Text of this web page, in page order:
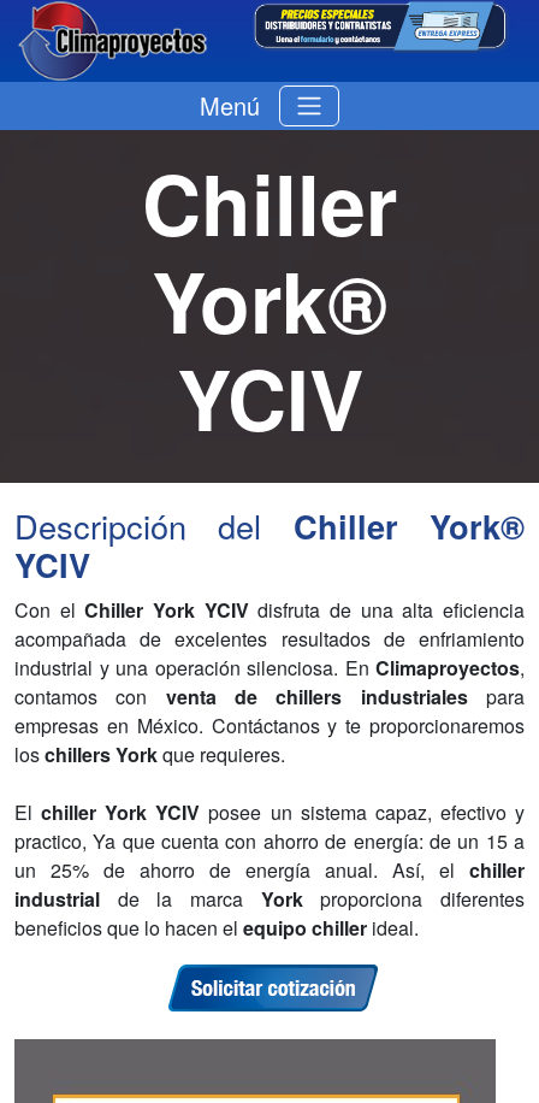
Menú
Chiller
York®
YCIV
Descripción del Chiller York®
YCIV
Con elChiller York YCIVdisfruta de una alta eficiencia
acompañada de excelentes resultados de enfriamiento
industrial y una operación silenciosa. En Climaproyectos,
contamos con venta de chillers industrialespara
empresas en México. Contáctanos y te proporcionaremos
loschillers Yorkque requieres.
Elchiller York YCIV posee un sistema capaz, efectivo y
practico, Ya que cuenta con ahorro de energía: de un 15 a
un 25% de ahorro de energía anual. Así, el chiller
industrial de la marca Yorkproporciona diferentes
beneficios que lo hacen el equipo chiller ideal.